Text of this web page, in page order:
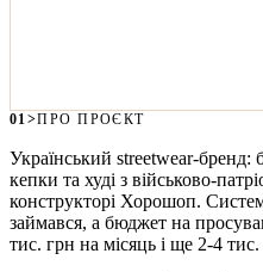
01>ПРО ПРОЄКТ
Український streetwear-бренд:
кепки та худі з військово-
конструкторі Хорошоп.
займався, а бюджет на
тис. грн на місяць і ще 2-4